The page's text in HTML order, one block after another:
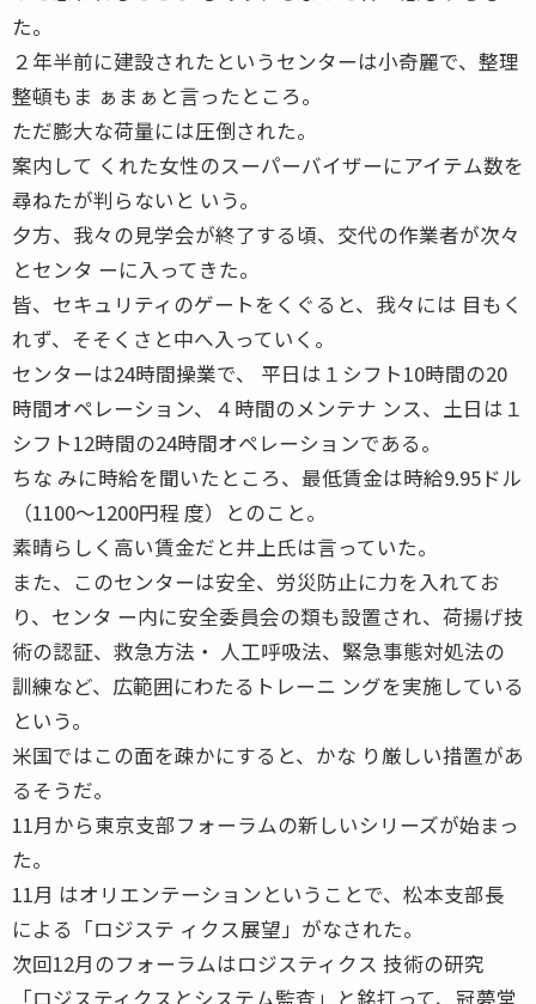
た。
２年半前に建設されたというセンターは小奇麗で、整理
整頓もま ぁまぁと言ったところ。
ただ膨大な荷量には圧倒された。
案内して くれた女性のスーパーバイザーにアイテム数を
尋ねたが判らないと いう。
夕方、我々の見学会が終了する頃、交代の作業者が次々
とセンタ ーに入ってきた。
皆、セキュリティのゲートをくぐると、我々には 目もく
れず、そそくさと中へ入っていく。
センターは24時間操業で、 平日は１シフト10時間の20
時間オペレーション、４時間のメンテナ ンス、土日は１
シフト12時間の24時間オペレーションである。
ちな みに時給を聞いたところ、最低賃金は時給9.95ドル
（1100〜1200円程 度）とのこと。
素晴らしく高い賃金だと井上氏は言っていた。
また、このセンターは安全、労災防止に力を入れてお
り、センタ ー内に安全委員会の類も設置され、荷揚げ技
術の認証、救急方法・ 人工呼吸法、緊急事態対処法の
訓練など、広範囲にわたるトレーニ ングを実施している
という。
米国ではこの面を疎かにすると、かな り厳しい措置があ
るそうだ。
11月から東京支部フォーラムの新しいシリーズが始まっ
た。
11月 はオリエンテーションということで、松本支部長
による「ロジステ ィクス展望」がなされた。
次回12月のフォーラムはロジスティクス 技術の研究
「ロジスティクスとシステム監査」と銘打って、冠夢堂